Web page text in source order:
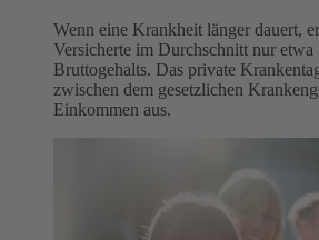
Wenn eine Krankheit länger dauert,
Versicherte im Durchschnitt nur etwa
Bruttogehalts. Das private
zwischen dem gesetzlichen
Einkommen aus.